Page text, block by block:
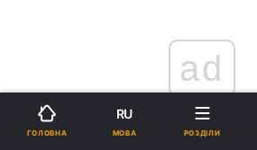
ad
ГОЛОВНА
RU
МОВА РОЗДІЛИ